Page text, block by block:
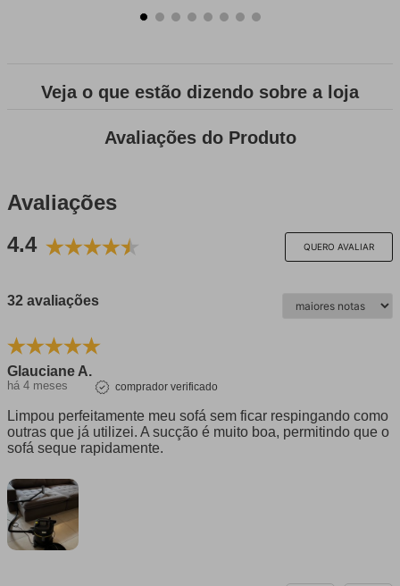
Veja o que estão dizendo sobre a loja
Avaliações do Produto
Avaliações
4.4
QUERO AVALIAR
32 avaliações
Glauciane A.
há 4 meses comprador verificado
Limpou perfeitamente meu sofá sem ficar respingando como
outras que já utilizei. A sucção é muito boa, permitindo que o
sofá seque rapidamente.